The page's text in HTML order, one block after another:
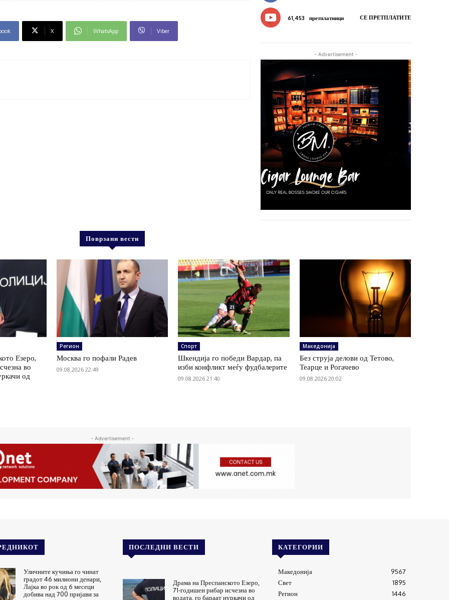
X WhatsApp Viber
61,453 претплатници СЕ ПРЕТПЛАТИТЕ
- Advertisement -
Поврзани вести
Езеро,
во
од
Регион
Москва го пофали Радев
09.08.2026 22:49
Спорт
Шкендија го победи Вардар, па
изби конфликт меѓу фудбалерите
09.08.2026 21:40
Македонија
Без струја делови од Тетово,
Теарце и Рогачево
09.08.2026 20:02
- Advertisement -
Уличните кучиња го чинат
градот 46 милиони денари,
Лајка во рок од 6 месеци
добива над 700 пријави за
ПОСЛЕДНИ ВЕСТИ
Драма на Преспанското Езеро,
71-годишен рибар исчезна во
водата, го бараат нуркачи од
КАТЕГОРИИ
Македонија
9567
Свет
1895
Регион
1446